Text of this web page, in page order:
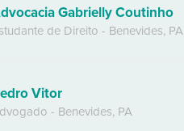
Gabrielly Coutinho
de Direito - Benevides, PA
Vitor
- Benevides, PA